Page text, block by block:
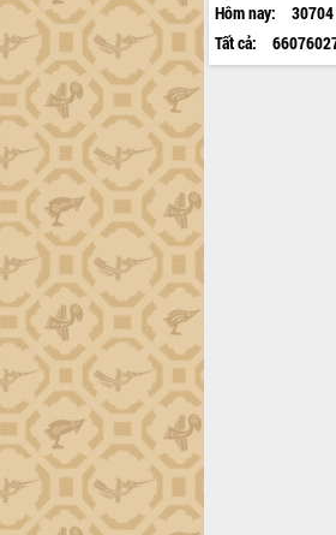
Hôm nay:
30704
Tất cả: